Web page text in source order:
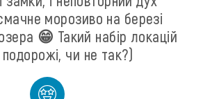
морозиво на березі
😁 Такий набір локацій
подорожі, чи не так?)